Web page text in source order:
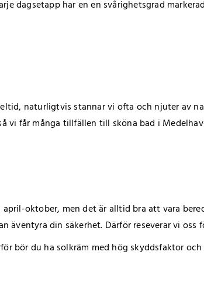
dagsetapp har en en svårighetsgrad
naturligtvis stannar vi ofta och njuter av
vi får många tillfällen till sköna bad i
oktober, men det är alltid bra att vara
äventyra din säkerhet. Därför reseverar vi
bör du ha solkräm med hög skyddsfaktor